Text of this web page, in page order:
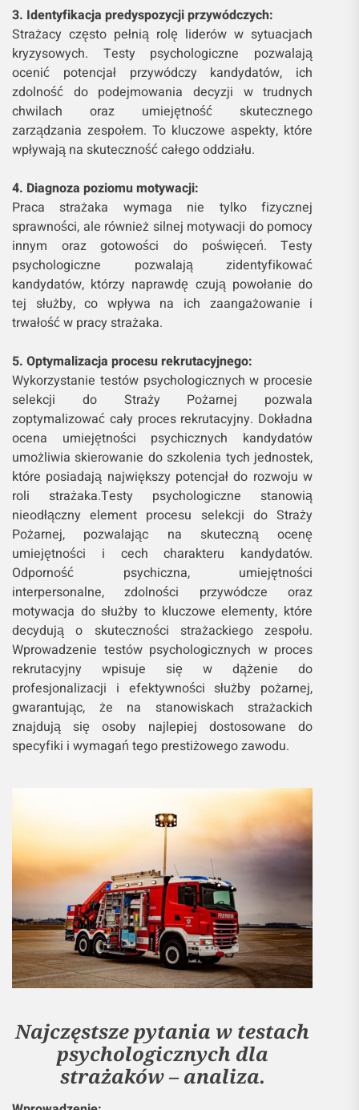
3. Identyfikacja predyspozycji przywódczych:
Strażacy często pełnią rolę liderów w sytuacjach
kryzysowych. Testy psychologiczne pozwalają
ocenić potencjał przywódczy kandydatów, ich
zdolność do podejmowania decyzji w trudnych
chwilach oraz umiejętność skutecznego
zarządzania zespołem. To kluczowe aspekty, które
wpływają na skuteczność całego oddziału.
4. Diagnoza poziomu motywacji:
Praca strażaka wymaga nie tylko fizycznej
sprawności, ale również silnej motywacji do pomocy
innym oraz gotowości do poświęceń. Testy
psychologiczne pozwalają zidentyfikować
kandydatów, którzy naprawdę czują powołanie do
tej służby, co wpływa na ich zaangażowanie i
trwałość w pracy strażaka.
5. Optymalizacja procesu rekrutacyjnego:
Wykorzystanie testów psychologicznych w procesie
selekcji do Straży Pożarnej pozwala
zoptymalizować cały proces rekrutacyjny. Dokładna
ocena umiejętności psychicznych kandydatów
umożliwia skierowanie do szkolenia tych jednostek,
które posiadają największy potencjał do rozwoju w
roli strażaka.Testy psychologiczne stanowią
nieodłączny element procesu selekcji do Straży
Pożarnej, pozwalając na skuteczną ocenę
umiejętności i cech charakteru kandydatów.
Odporność psychiczna, umiejętności
interpersonalne, zdolności przywódcze oraz
motywacja do służby to kluczowe elementy, które
decydują o skuteczności strażackiego zespołu.
Wprowadzenie testów psychologicznych w proces
rekrutacyjny wpisuje się w dążenie do
profesjonalizacji i efektywności służby pożarnej,
gwarantując, że na stanowiskach strażackich
znajdują się osoby najlepiej dostosowane do
specyfiki i wymagań tego prestiżowego zawodu.
Najczęstsze pytania w testach
psychologicznych dla
strażaków – analiza.